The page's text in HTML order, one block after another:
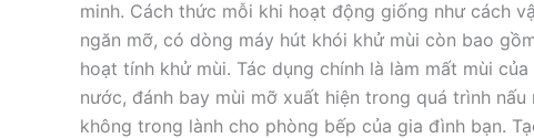
minh. Cách thức mỗi khi hoạt động giống như cách
ngăn mỡ, có dòng máy hút khói khử mùi còn bao
hoạt tính khử mùi. Tác dụng chính là làm mất mùi
nước, đánh bay mùi mỡ xuất hiện trong quá trình
không trong lành cho phòng bếp của gia đình bạn.